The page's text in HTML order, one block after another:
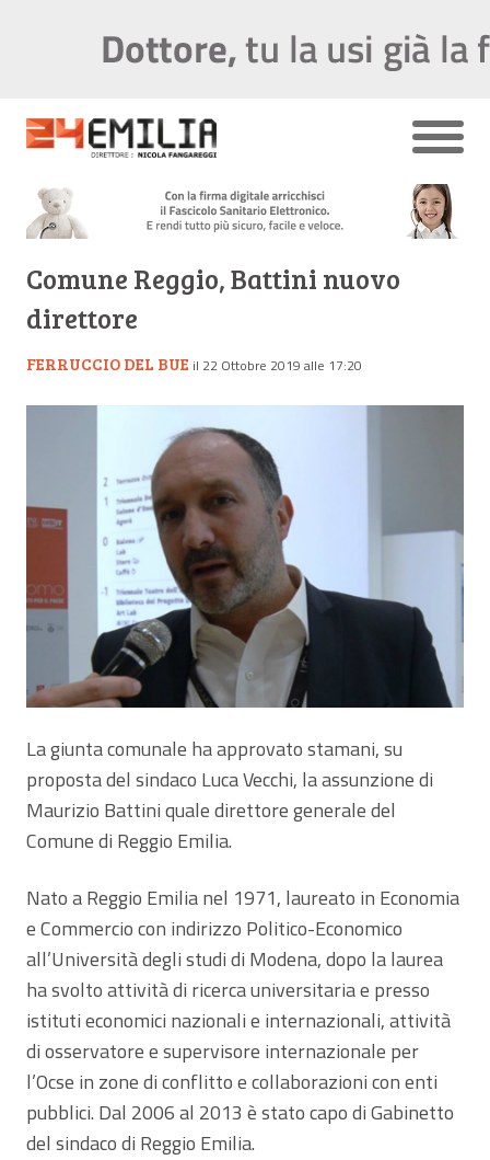
Comune Reggio, Battini nuovo
direttore
FERRUCCIO DEL BUE il 22 Ottobre 2019 alle 17:20
La giunta comunale ha approvato stamani, su
proposta del sindaco Luca Vecchi, la assunzione di
Maurizio Battini quale direttore generale del
Comune di Reggio Emilia.
Nato a Reggio Emilia nel 1971, laureato in Economia
e Commercio con indirizzo Politico-Economico
all’Università degli studi di Modena, dopo la laurea
ha svolto attività di ricerca universitaria e presso
istituti economici nazionali e internazionali, attività
di osservatore e supervisore internazionale per
l’Ocse in zone di conflitto e collaborazioni con enti
pubblici. Dal 2006 al 2013 è stato capo di Gabinetto
del sindaco di Reggio Emilia.